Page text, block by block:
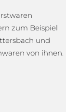
zum Beispiel
und
von ihnen.